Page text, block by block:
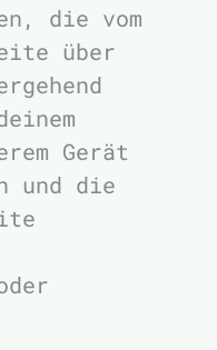
die vom
über
Gerät
und die